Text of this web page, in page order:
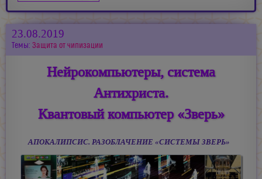
23.08.2019
Темы: Защита от чипизации
Нейрокомпьютеры, система
Антихриста.
Квантовый компьютер «Зверь»
АПОКАЛИПСИС. РАЗОБЛАЧЕНИЕ «СИСТЕМЫ ЗВЕРЬ»